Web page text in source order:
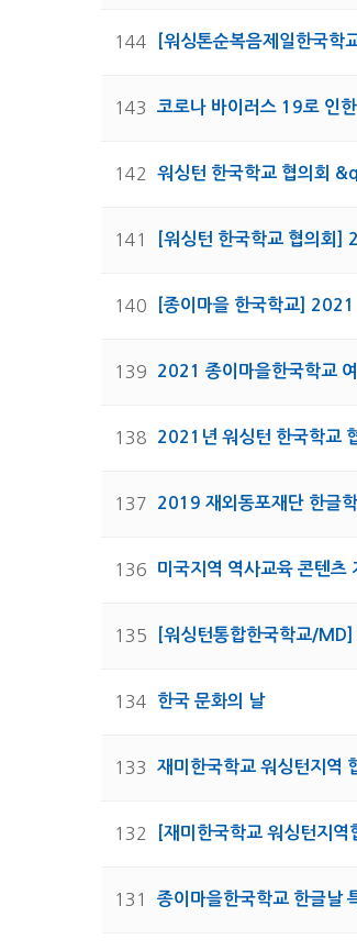
144 [워싱톤순복음제일한국
143 코로나 바이러스 19로 인
142 워싱턴 한국학교 협의회
141 [워싱턴 한국학교 협의회]
140 [종이마을 한국학교]
139 2021 종이마을한국학교
138 2021년 워싱턴 한국학교
137 2019 재외동포재단 한글
136 미국지역 역사교육 콘텐츠
135 [워싱턴통합한국학교/
134 한국 문화의 날
133 재미한국학교 워싱턴지
132 [재미한국학교 워싱턴지
131 종이마을한국학교 한글날